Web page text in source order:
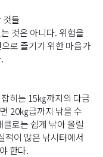
것들
것은 아니다. 위험을
로 즐기기 위한 마음가
히는 15㎏까지의 다금
20㎏급까지 낚을 수
로는 쉽게 낚아 올릴
적이 많은 낚시터에서
한다.